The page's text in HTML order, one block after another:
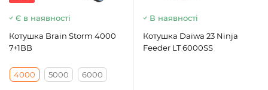
Є в наявності
Котушка Brain Storm 4000
7+1BB
4000 5000 6000
В наявності
Котушка Daiwa 23 Ninja
Feeder LT 6000SS